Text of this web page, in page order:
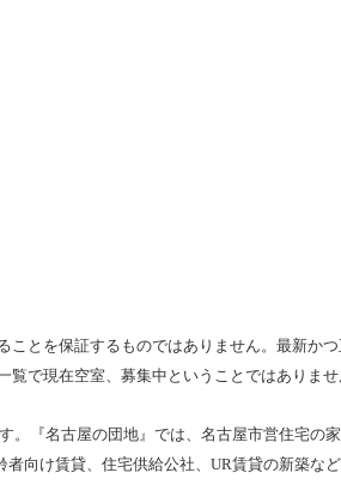
ことを保証するものではありません。最新か
で現在空室、募集中ということではありま
。『名古屋の団地』では、名古屋市営住宅の
者向け賃貸、住宅供給公社、UR賃貸の新築な